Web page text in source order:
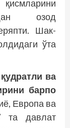
озод
Шак-
ўта
ва
барпо
Европа ва
та давлат